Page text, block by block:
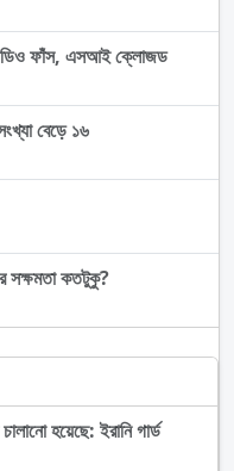
অডিও ফাঁস, এসআই ক্লোজড
বেড়ে ১৬
সক্ষমতা কতটুকু?
চালানো হয়েছে: ইরানি গার্ড